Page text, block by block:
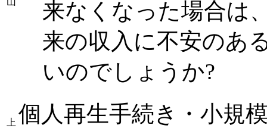
来なくなった場合は
来の収入に不安のあ
いのでしょうか?
上 個人再生手続き・小規